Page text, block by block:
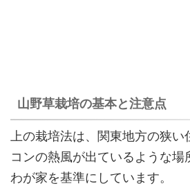
山野草栽培の基本と注意点
上の栽培法は、関東地方の狭い
コンの熱風が出ているような場
わが家を基準にしています。